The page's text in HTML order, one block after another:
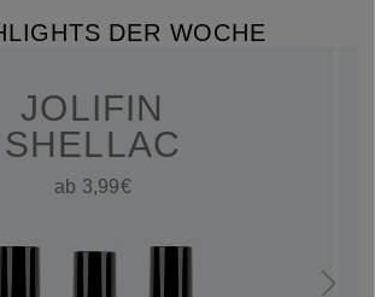
DER WOCHE
JOLIFIN
SHELLAC
ab 3,99€